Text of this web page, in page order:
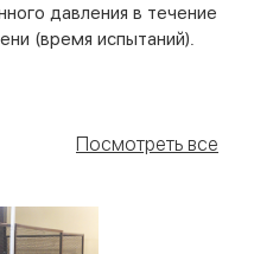
давления в течение
(время испытаний).
Посмотреть все